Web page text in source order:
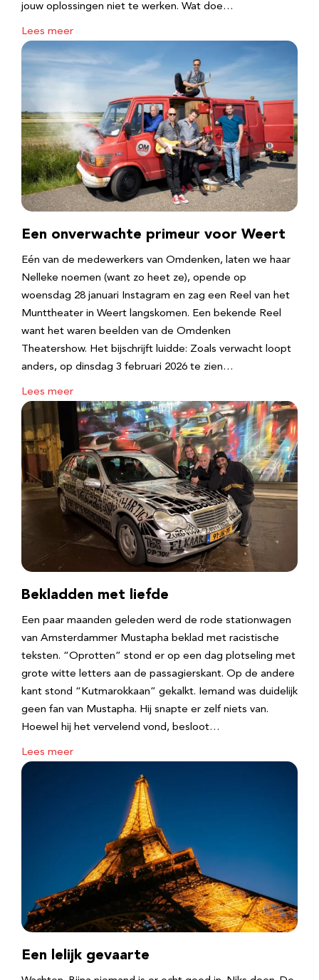
jouw oplossingen niet te werken. Wat doe…
Lees meer
Een onverwachte primeur voor Weert
Eén van de medewerkers van Omdenken, laten we haar
Nelleke noemen (want zo heet ze), opende op
woensdag 28 januari Instagram en zag een Reel van het
Munttheater in Weert langskomen. Een bekende Reel
want het waren beelden van de Omdenken
Theatershow. Het bijschrijft luidde: Zoals verwacht loopt
anders, op dinsdag 3 februari 2026 te zien…
Lees meer
Bekladden met liefde
Een paar maanden geleden werd de rode stationwagen
van Amsterdammer Mustapha beklad met racistische
teksten. “Oprotten” stond er op een dag plotseling met
grote witte letters aan de passagierskant. Op de andere
kant stond “Kutmarokkaan” gekalkt. Iemand was duidelijk
geen fan van Mustapha. Hij snapte er zelf niets van.
Hoewel hij het vervelend vond, besloot…
Lees meer
Een lelijk gevaarte